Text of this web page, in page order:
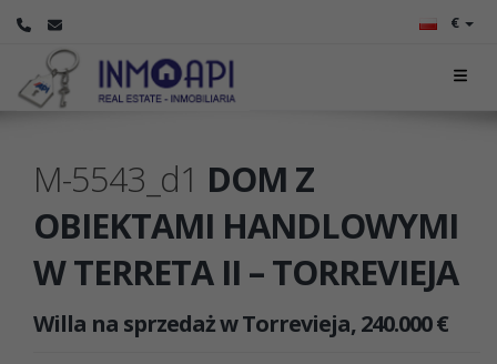
€
M-5543_d1 DOM Z
OBIEKTAMI HANDLOWYMI
W TERRETA II – TORREVIEJA
Willa na sprzedaż w Torrevieja, 240.000 €